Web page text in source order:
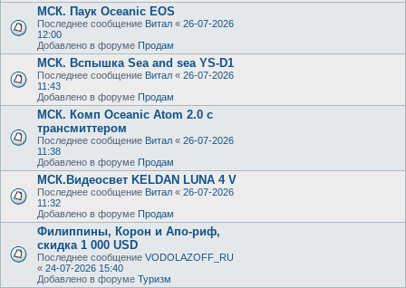
МСК. Паук Oceanic EOS
Последнее сообщение Витал « 26-07-2026
12:00
Добавлено в форуме Продам
МСК. Вспышка Sea and sea YS-D1
Последнее сообщение Витал « 26-07-2026
11:43
Добавлено в форуме Продам
МСК. Комп Oceanic Atom 2.0 с
трансмиттером
Последнее сообщение Витал « 26-07-2026
11:38
Добавлено в форуме Продам
МСК.Видеосвет KELDAN LUNA 4 V
Последнее сообщение Витал « 26-07-2026
11:32
Добавлено в форуме Продам
Филиппины, Корон и Апо-риф,
скидка 1 000 USD
Последнее сообщение VODOLAZOFF_RU
« 24-07-2026 15:40
Добавлено в форуме Туризм